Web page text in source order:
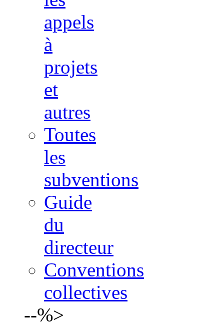
appels
à
projets
et
autres
Toutes
les
subventions
Guide
du
directeur
Conventions
collectives
--%>